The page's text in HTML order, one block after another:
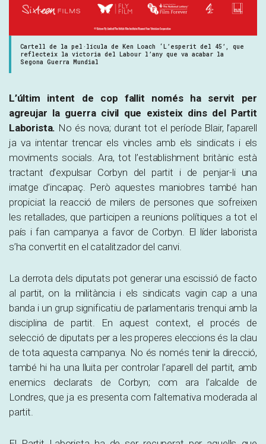
Cartell de la pel·lícula de Ken Loach ‘L’esperit del 45’, que
reflecteix la victoria del Labour l’any que va acabar la
Segona Guerra Mundial
L’últim intent de cop fallit només ha servit per
agreujar la guerra civil que existeix dins del Partit
Laborista. No és nova; durant tot el període Blair, l’aparell
ja va intentar trencar els vincles amb els sindicats i els
moviments socials. Ara, tot l’establishment britànic està
tractant d’expulsar Corbyn del partit i de penjar-li una
imatge d’incapaç. Però aquestes maniobres també han
propiciat la reacció de milers de persones que sofreixen
les retallades, que participen a reunions polítiques a tot el
país i fan campanya a favor de Corbyn. El líder laborista
s’ha convertit en el catalitzador del canvi.
La derrota dels diputats pot generar una escissió de facto
al partit, on la militància i els sindicats vagin cap a una
banda i un grup significatiu de parlamentaris trenqui amb la
disciplina de partit. En aquest context, el procés de
selecció de diputats per a les properes eleccions és la clau
de tota aquesta campanya. No és només tenir la direcció,
també hi ha una lluita per controlar l’aparell del partit, amb
enemics declarats de Corbyn; com ara l’alcalde de
Londres, que ja es presenta com l’alternativa moderada al
partit.